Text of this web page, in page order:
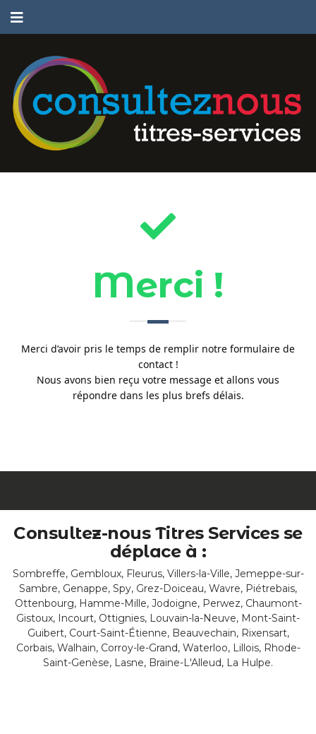
Merci !
Merci d’avoir pris le temps de remplir notre formulaire de
contact !
Nous avons bien reçu votre message et allons vous
répondre dans les plus brefs délais.
Consultez-nous Titres Services se
déplace à :
Sombreffe, Gembloux, Fleurus, Villers-la-Ville, Jemeppe-sur-
Sambre, Genappe, Spy, Grez-Doiceau, Wavre, Piétrebais,
Ottenbourg, Hamme-Mille, Jodoigne, Perwez, Chaumont-
Gistoux, Incourt, Ottignies, Louvain-la-Neuve, Mont-Saint-
Guibert, Court-Saint-Étienne, Beauvechain, Rixensart,
Corbais, Walhain, Corroy-le-Grand, Waterloo, Lillois, Rhode-
Saint-Genèse, Lasne, Braine-L'Alleud, La Hulpe.